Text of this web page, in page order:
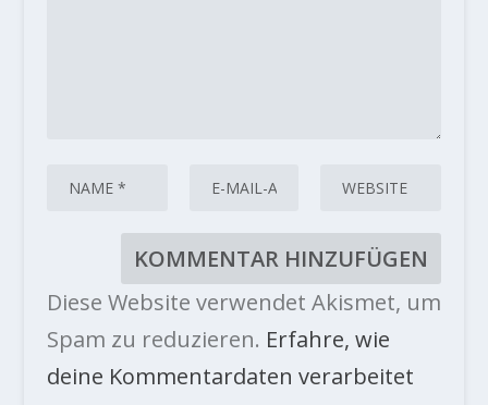
Diese Website verwendet Akismet, um
Spam zu reduzieren. Erfahre, wie
deine Kommentardaten verarbeitet